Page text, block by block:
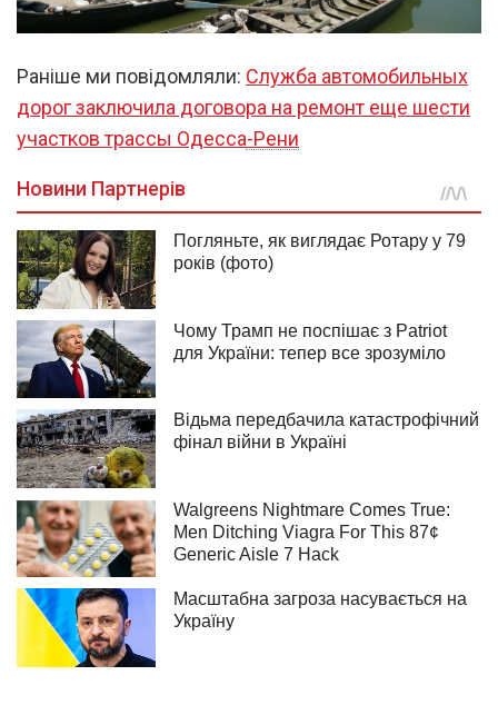
Раніше ми повідомляли: Служба автомобильных
дорог заключила договора на ремонт еще шести
участков трассы Одесса-Рени